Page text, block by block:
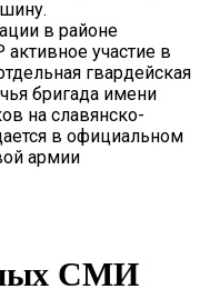
в районе
участие в
гвардейская
бригада имени
на славянско-
в официальном
армии